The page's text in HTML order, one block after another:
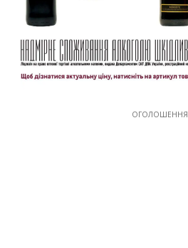
ОГОЛОШЕННЯ